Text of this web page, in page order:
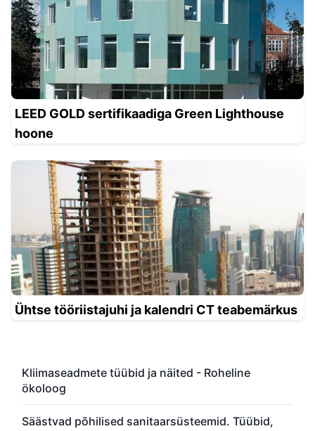
LEED GOLD sertifikaadiga Green Lighthouse
hoone
Ühtse tööriistajuhi ja kalendri CT teabemärkus
Kliimaseadmete tüübid ja näited - Roheline
ökoloog
Säästvad põhilised sanitaarsüsteemid. Tüübid,